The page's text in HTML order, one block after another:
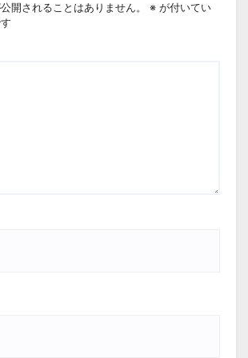
開されることはありません。 ※ が付いてい